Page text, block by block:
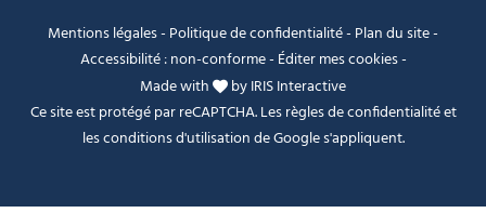
Mentions légales- Politique de confidentialité- Plan du site-
Accessibilité : non-conforme- Éditer mes cookies-
Made with
byIRIS Interactive
Ce site est protégé par reCAPTCHA. Lesrègles de confidentialitéet
lesconditions d'utilisationde Google s'appliquent.